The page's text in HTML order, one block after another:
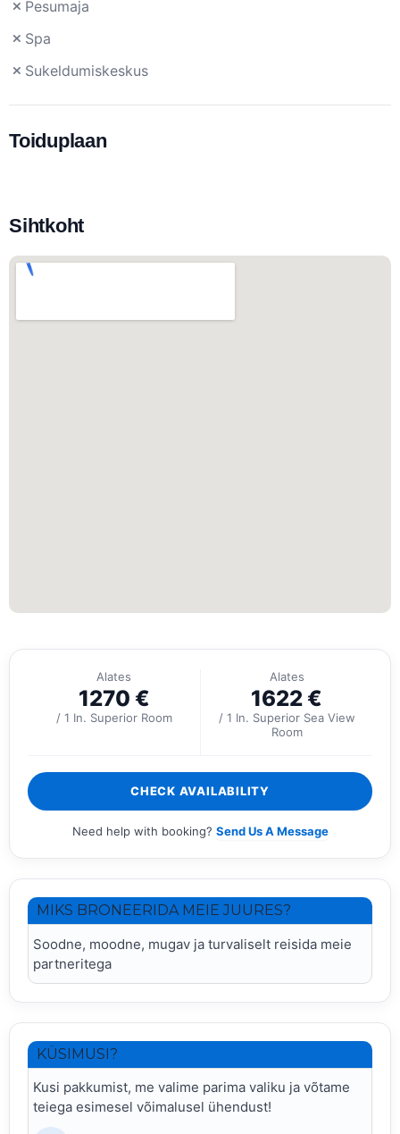
Pesumaja
Spa
Sukeldumiskeskus
Toiduplaan
Sihtkoht
Alates
1270 €
/ 1 In. Superior Room
Alates
1622 €
/ 1 In. Superior Sea View
Room
CHECK AVAILABILITY
Need help with booking? Send Us A Message
MIKS BRONEERIDA MEIE JUURES?
Soodne, moodne, mugav ja turvaliselt reisida meie
partneritega
KÜSIMUSI?
Kusi pakkumist, me valime parima valiku ja võtame
teiega esimesel võimalusel ühendust!